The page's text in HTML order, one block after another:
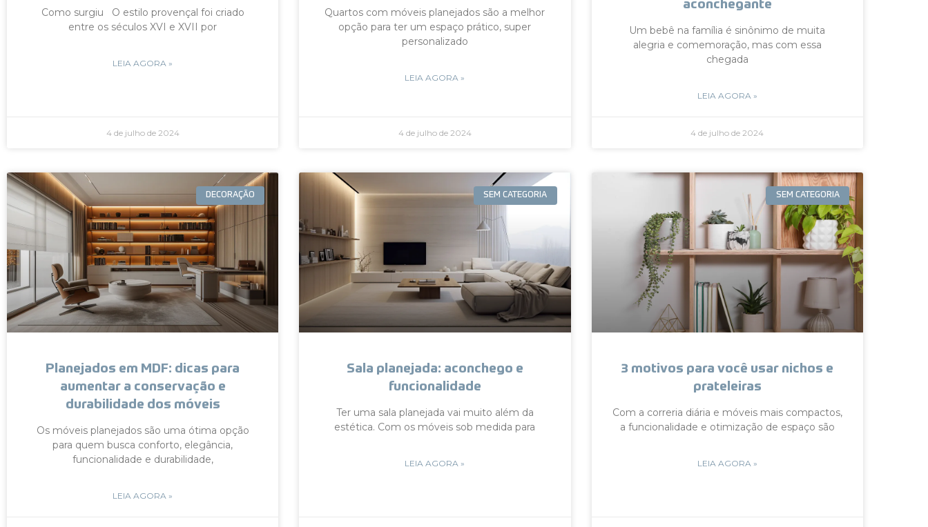
Como surgiu O estilo provençal foi criado
entre os séculos XVI e XVII por
LEIA AGORA »
4 de julho de 2024
Quartos com móveis planejados são a melhor
opção para ter um espaço prático, super
personalizado
LEIA AGORA »
4 de julho de 2024
aconchegante
Um bebê na família é sinônimo de muita
alegria e comemoração, mas com essa
chegada
LEIA AGORA »
4 de julho de 2024
DECORAÇÃO
Planejados em MDF: dicas para
aumentar a conservação e
durabilidade dos móveis
Os móveis planejados são uma ótima opção
para quem busca conforto, elegância,
funcionalidade e durabilidade,
LEIA AGORA »
SEM CATEGORIA
Sala planejada: aconchego e
funcionalidade
Ter uma sala planejada vai muito além da
estética. Com os móveis sob medida para
LEIA AGORA »
SEM CATEGORIA
3 motivos para você usar nichos e
prateleiras
Com a correria diária e móveis mais compactos,
a funcionalidade e otimização de espaço são
LEIA AGORA »